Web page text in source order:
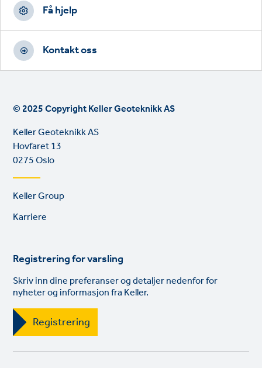
Få hjelp
Kontakt oss
© 2025 Copyright Keller Geoteknikk AS
Keller Geoteknikk AS
Hovfaret 13
0275 Oslo
Footer
Keller Group
Karriere
Registrering for varsling
Skriv inn dine preferanser og detaljer nedenfor for
nyheter og informasjon fra Keller.
Registrering